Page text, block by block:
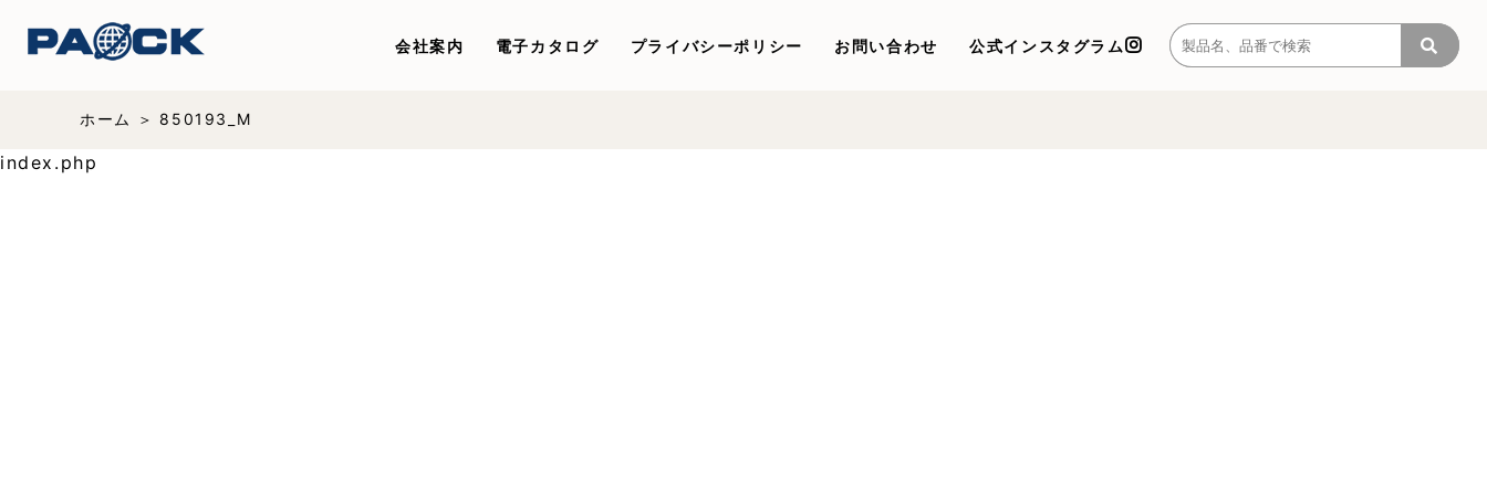
会社案内 電子カタログ プライバシーポリシー お問い合わせ 公式インスタグラム
ホーム 850193_M
index.php